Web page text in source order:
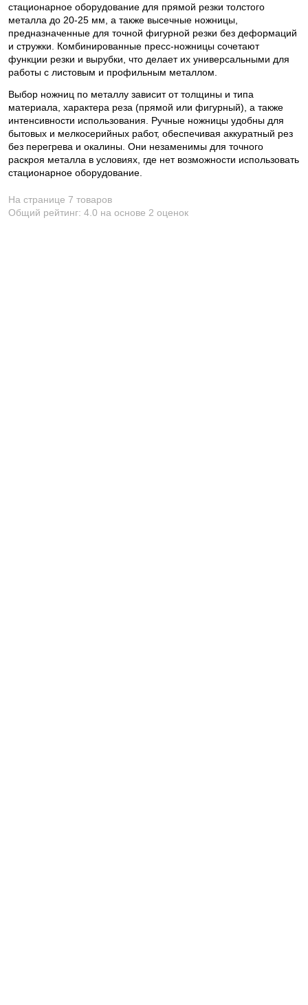
стационарное оборудование для прямой резки толстого
металла до 20-25 мм, а также высечные ножницы,
предназначенные для точной фигурной резки без деформаций
и стружки. Комбинированные пресс-ножницы сочетают
функции резки и вырубки, что делает их универсальными для
работы с листовым и профильным металлом.
Выбор ножниц по металлу зависит от толщины и типа
материала, характера реза (прямой или фигурный), а также
интенсивности использования. Ручные ножницы удобны для
бытовых и мелкосерийных работ, обеспечивая аккуратный рез
без перегрева и окалины. Они незаменимы для точного
раскроя металла в условиях, где нет возможности использовать
стационарное оборудование.
На странице 7 товаров
Общий рейтинг: 4.0 на основе 2 оценок